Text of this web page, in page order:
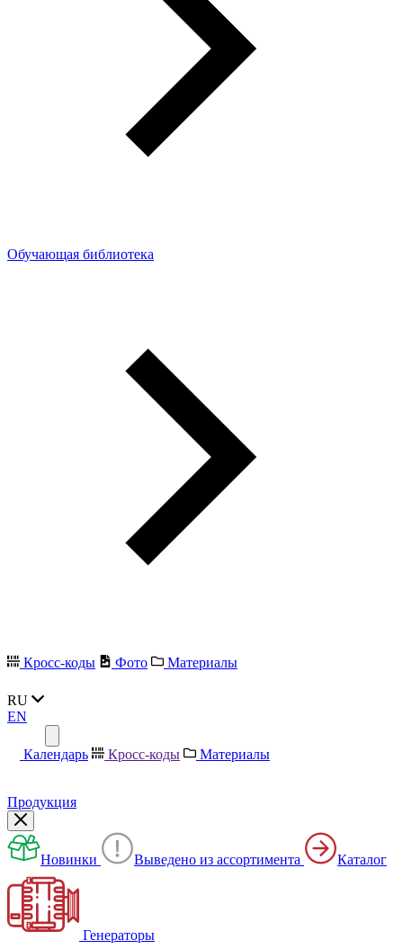
Обучающая библиотека
Кросс-коды Фото Материалы
RU
EN
Календарь Кросс-коды Материалы
Продукция
Новинки Выведено из ассортимента Каталог
Генераторы